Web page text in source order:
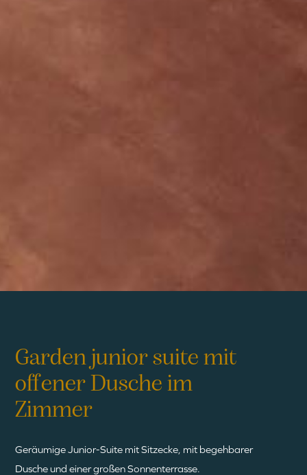
Garden junior suite mit
offener Dusche im
Zimmer
Geräumige Junior-Suite mit Sitzecke, mit begehbarer
Dusche und einer großen Sonnenterrasse.